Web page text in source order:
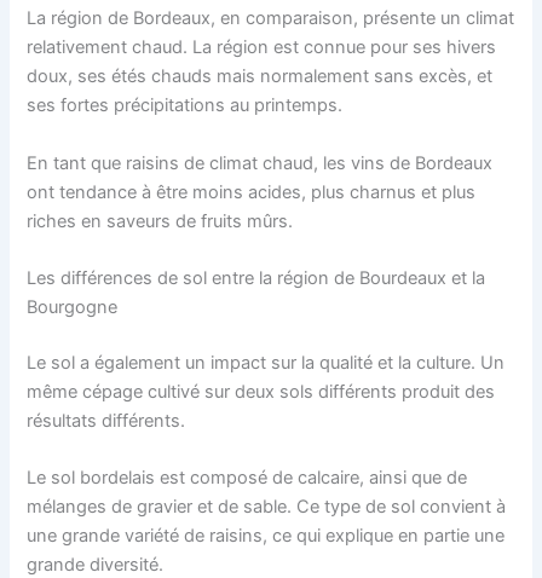
La région de Bordeaux, en comparaison, présente un climat
relativement chaud. La région est connue pour ses hivers
doux, ses étés chauds mais normalement sans excès, et
ses fortes précipitations au printemps.
En tant que raisins de climat chaud, les vins de Bordeaux
ont tendance à être moins acides, plus charnus et plus
riches en saveurs de fruits mûrs.
Les différences de sol entre la région de Bourdeaux et la
Bourgogne
Le sol a également un impact sur la qualité et la culture. Un
même cépage cultivé sur deux sols différents produit des
résultats différents.
Le sol bordelais est composé de calcaire, ainsi que de
mélanges de gravier et de sable. Ce type de sol convient à
une grande variété de raisins, ce qui explique en partie une
grande diversité.